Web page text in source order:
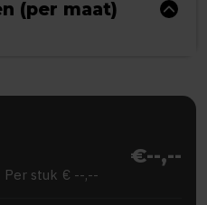
(per maat)
€--,--
Per stuk € --,--